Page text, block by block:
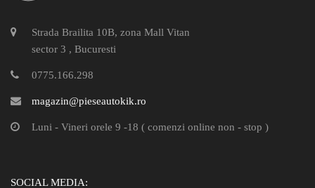
Strada Brailita 10B, zona Mall Vitan
sector 3 , Bucuresti
0775.166.298
magazin@pieseautokik.ro
Luni - Vineri orele 9 -18 ( comenzi online non - stop )
SOCIAL MEDIA: